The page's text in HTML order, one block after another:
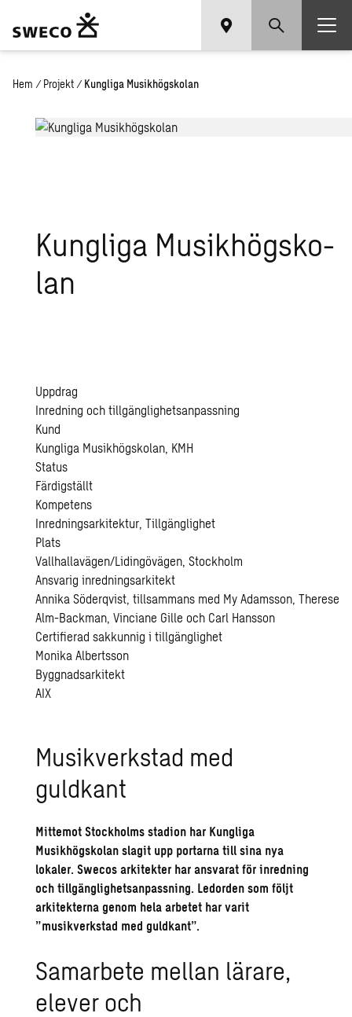
Hem / Projekt / Kungliga Musikhögskolan
Kung­li­ga Mu­sik­hög­sko­
lan
Uppdrag
Inredning och tillgänglighetsanpassning
Kund
Kungliga Musikhögskolan, KMH
Status
Färdigställt
Kompetens
Inredningsarkitektur, Tillgänglighet
Plats
Vallhallavägen/Lidingövägen, Stockholm
Ansvarig inredningsarkitekt
Annika Söderqvist, tillsammans med My Adamsson, Therese
Alm-Backman, Vinciane Gille och Carl Hansson
Certifierad sakkunnig i tillgänglighet
Monika Albertsson
Byggnadsarkitekt
AIX
Musikverkstad med
guldkant
Mittemot Stockholms stadion har Kungliga
Musikhögskolan slagit upp portarna till sina nya
lokaler. Swecos arkitekter har ansvarat för inredning
och tillgänglighetsanpassning. Ledorden som följt
arkitekterna genom hela arbetet har varit
”musikverkstad med guldkant”.
Samarbete mellan lärare,
elever och